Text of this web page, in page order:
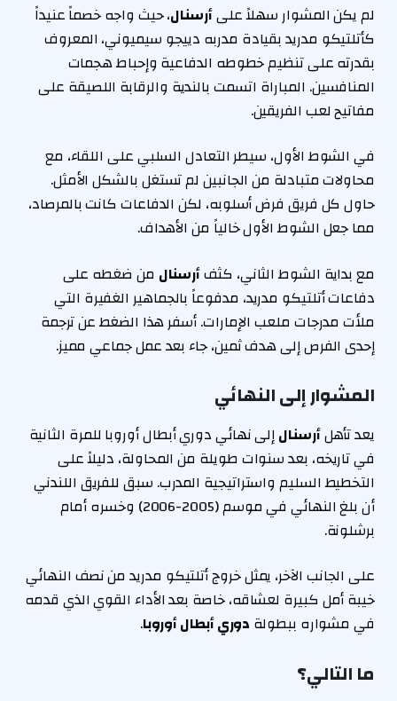
لم يكن المشوار سهلاً علىأرسنال، حيث واجه خصماً عنيداً
كأتلتيكو مدريد بقيادة مدربه دييجو سيميوني، المعروف
بقدرته على تنظيم خطوطه الدفاعية وإحباط هجمات
المنافسين. المباراة اتسمت بالندية والرقابة اللصيقة على
مفاتيح لعب الفريقين.
في الشوط الأول، سيطر التعادل السلبي على اللقاء، مع
محاولات متبادلة من الجانبين لم تستغل بالشكل الأمثل.
حاول كل فريق فرض أسلوبه، لكن الدفاعات كانت بالمرصاد،
مما جعل الشوط الأول خالياً من الأهداف.
مع بداية الشوط الثاني، كثفأرسنال من ضغطه على
دفاعات أتلتيكو مدريد، مدفوعاً بالجماهير الغفيرة التي
ملأت مدرجات ملعب الإمارات. أسفر هذا الضغط عن ترجمة
إحدى الفرص إلى هدف ثمين، جاء بعد عمل جماعي مميز.
المشوار إلى النهائي
يعد تأهلأرسنالإلى نهائي دوري أبطال أوروبا للمرة الثانية
في تاريخه، بعد سنوات طويلة من المحاولة، دليلاً على
التخطيط السليم واستراتيجية المدرب. سبق للفريق اللندني
أن بلغ النهائي في موسم (2005-2006) وخسره أمام
برشلونة.
على الجانب الآخر، يمثل خروج أتلتيكو مدريد من نصف النهائي
خيبة أمل كبيرة لعشاقه، خاصة بعد الأداء القوي الذي قدمه
في مشواره ببطولة دوري أبطال أوروبا.
ما التالي؟